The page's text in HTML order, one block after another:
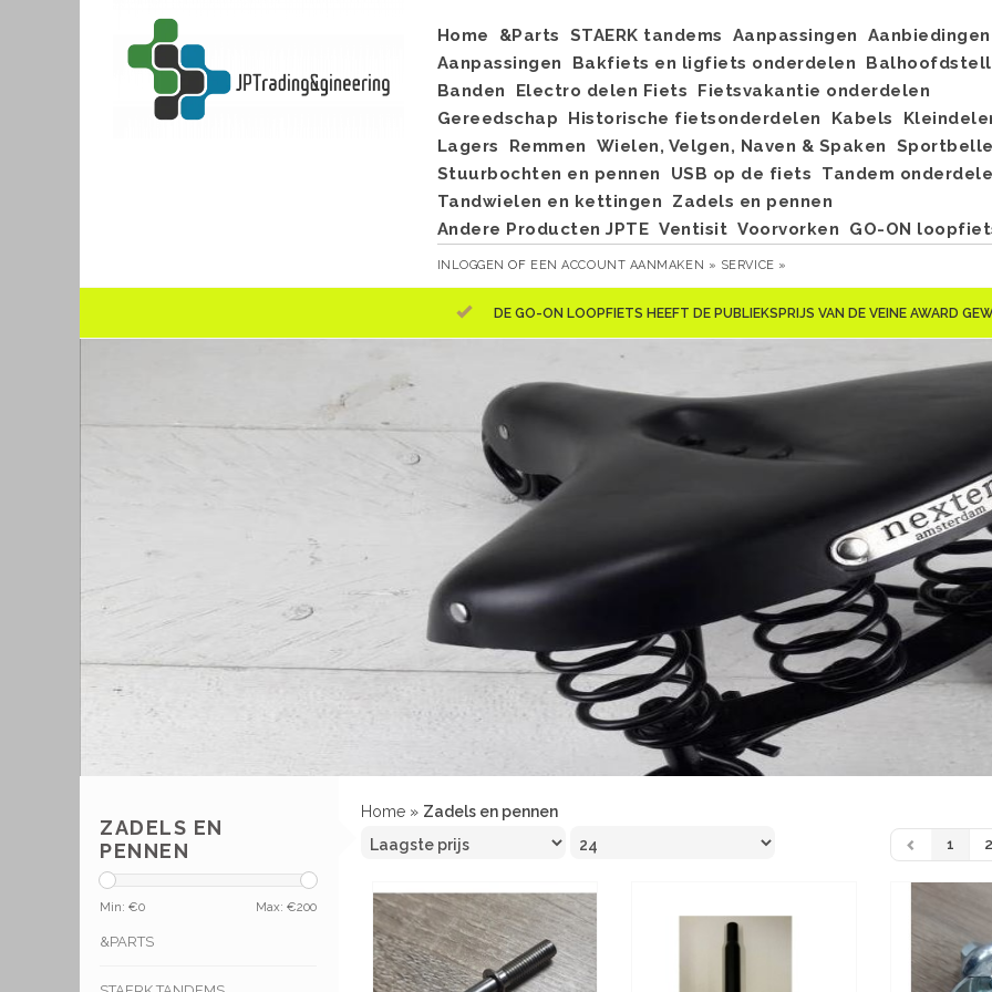
Home &Parts STAERK tandems Aanpassingen
Aanbiedingen
Aanpassingen
Bakfiets en ligfiets onderdelen
Banden
Electro delen Fiets
Fietsvakantie onderdelen
Gereedschap
Historische fietsonderdelen Kabels
Lagers
Remmen Wielen, Velgen, Naven & Spaken
Stuurbochten en pennen
USB op de fiets
Tandem
Tandwielen en kettingen
Zadels en pennen
Andere Producten JPTE Ventisit Voorvorken GO-ON
INLOGGEN OF EEN ACCOUNT AANMAKEN » SERVICE »
DE GO-ON LOOPFIETS HEEFT DE PUBLIEKSPRIJS VAN DE VEINE AWARD
ZADELS EN
PENNEN
Min: €0 Max: €200
&PARTS
Home » Zadels en pennen
1 2